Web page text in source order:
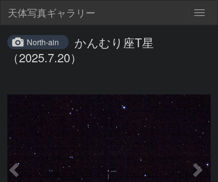
天体写真ギャラリー
North-ain
かんむり座T星
（2025.7.20）